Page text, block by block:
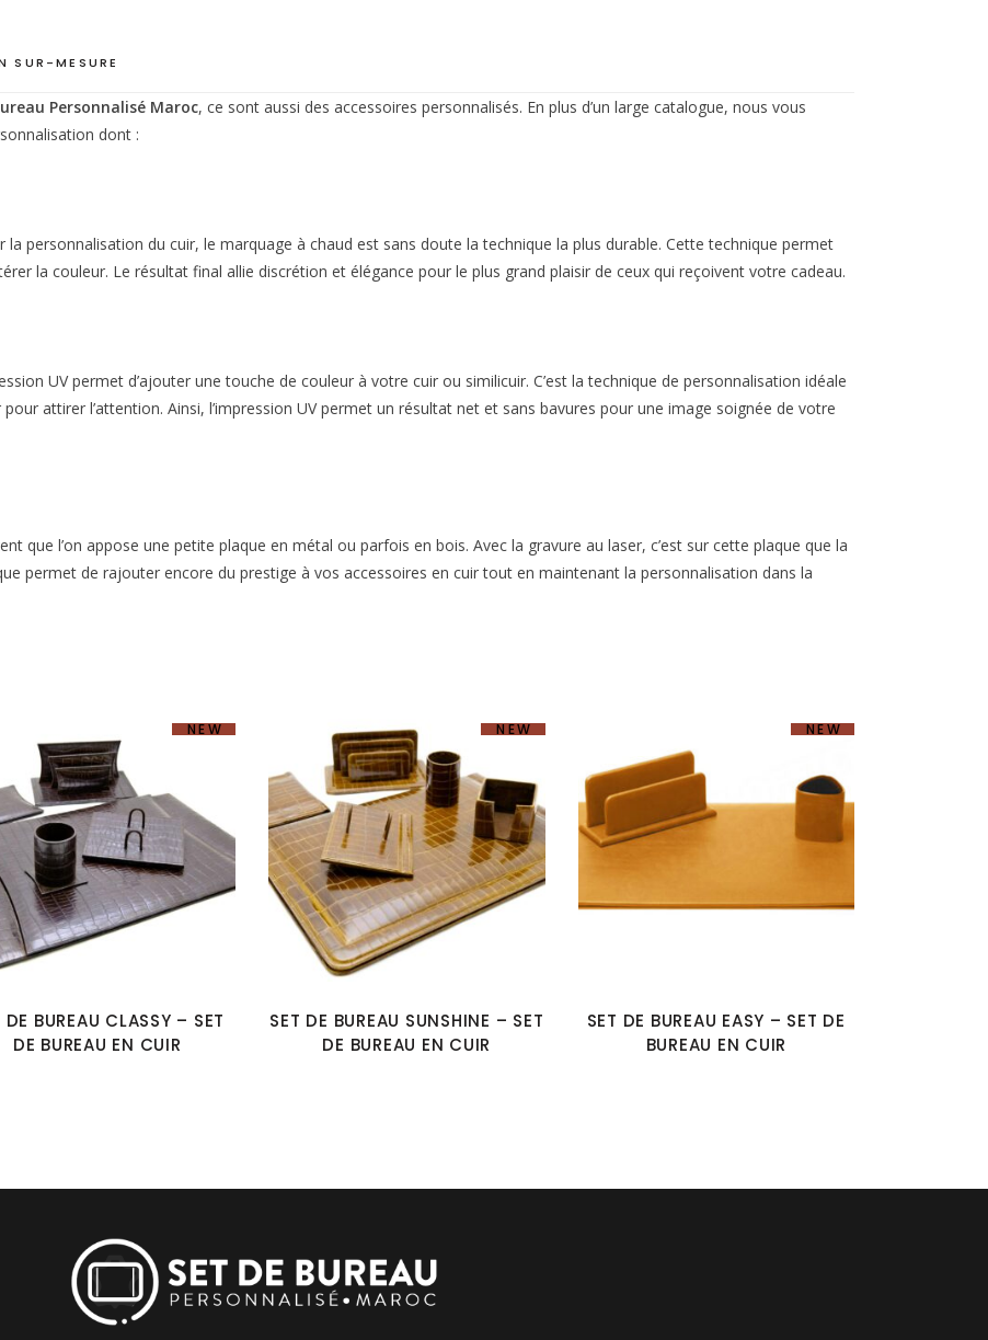
SUR-MESURE
Personnalisé Maroc, ce sont aussi des accessoires personnalisés. En plus d’un large catalogue, nous vous
dont :
la personnalisation du cuir, le marquage à chaud est sans doute la technique la plus durable. Cette technique permet
la couleur. Le résultat final allie discrétion et élégance pour le plus grand plaisir de ceux qui reçoivent votre cadeau.
UV permet d’ajouter une touche de couleur à votre cuir ou similicuir. C’est la technique de personnalisation idéale
attirer l’attention. Ainsi, l’impression UV permet un résultat net et sans bavures pour une image soignée de votre
que l’on appose une petite plaque en métal ou parfois en bois. Avec la gravure au laser, c’est sur cette plaque que la
permet de rajouter encore du prestige à vos accessoires en cuir tout en maintenant la personnalisation dans la
NEW
DE BUREAU CLASSY – SET
DE BUREAU EN CUIR
NEW
SET DE BUREAU SUNSHINE – SET
DE BUREAU EN CUIR
NEW
SET DE BUREAU EASY – SET DE
BUREAU EN CUIR